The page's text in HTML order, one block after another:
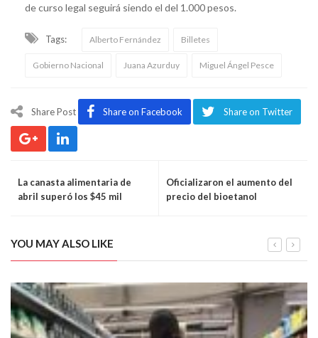
de curso legal seguirá siendo el del 1.000 pesos.
Tags: Alberto Fernández Billetes
Gobierno Nacional Juana Azurduy Miguel Ángel Pesce
Share Post Share on Facebook Share on Twitter
La canasta alimentaria de
abril superó los $45 mil
Oficializaron el aumento del
precio del bioetanol
YOU MAY ALSO LIKE